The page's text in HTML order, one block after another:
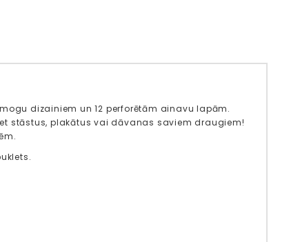
dizainiem un 12 perforētām ainavu lapām.
stāstus, plakātus vai dāvanas saviem draugiem!